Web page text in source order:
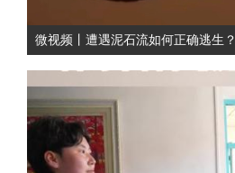
微视频丨遭遇泥石流如何正确逃生？